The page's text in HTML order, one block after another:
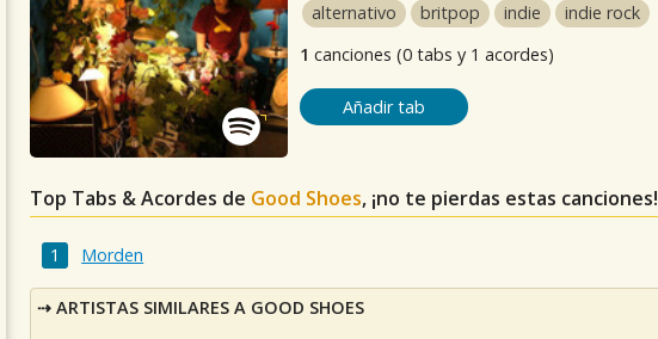
alternativo
britpop indie
indie rock
1 canciones (0 tabs y 1 acordes)
Añadir tab
Top Tabs & Acordes de Good Shoes, ¡no te pierdas estas canciones!
Morden
ARTISTAS SIMILARES A GOOD SHOES